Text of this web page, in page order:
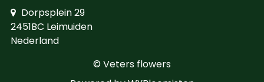
Dorpsplein 29
2451BC Leimuiden
Nederland
© Veters flowers